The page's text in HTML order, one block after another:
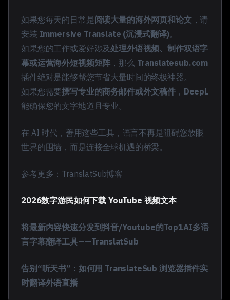
如果您每天的日常是阅读大量的海外网页和论文，请
安装 Immersive Translate (沉浸式翻译)。
如果您的工作或爱好涉及处理外语视频、制作双语字
幕或运营海外短视频矩阵 ，那么 Translatesub.com
插件绝对是能够帮您节省大量时间的终极神器。
如果您需要撰写专业的商务邮件或外文稿件， DeepL
能确保您的文字地道且专业。
在 AI 时代，善用这些工具，语言不再是阻碍您放眼
世界的围墙，而是连接全球机遇的桥梁。
参考更多： TranslatSub博客
2026数字游民如何下载 YouTube 视频文本
将最新内容快速分发到抖音/Youtube的Top1AI多语
言字幕翻译工具——TranslatSub
告别“听天书”：如何用 TranslateSub 浏览器插件实
时翻译外语直播